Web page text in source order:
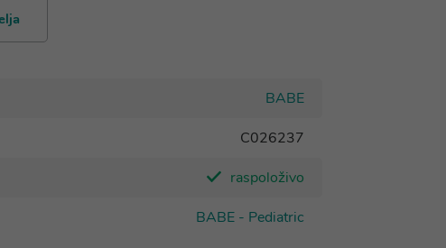
BABE
C026237
raspoloživo
BABE - Pediatric